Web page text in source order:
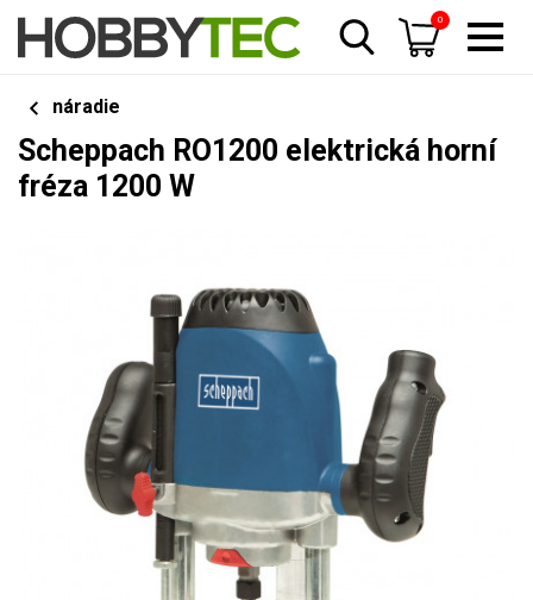
0
náradie
Scheppach RO1200 elektrická horní
fréza 1200 W